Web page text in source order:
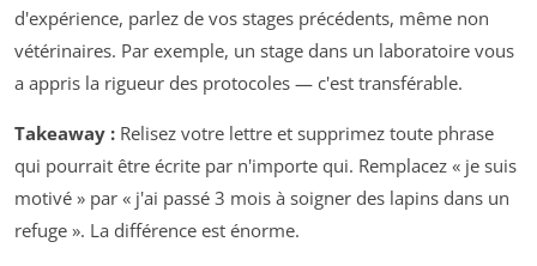
d'expérience, parlez de vos stages précédents, même non
vétérinaires. Par exemple, un stage dans un laboratoire vous
a appris la rigueur des protocoles — c'est transférable.
Takeaway : Relisez votre lettre et supprimez toute phrase
qui pourrait être écrite par n'importe qui. Remplacez « je suis
motivé » par « j'ai passé 3 mois à soigner des lapins dans un
refuge ». La différence est énorme.